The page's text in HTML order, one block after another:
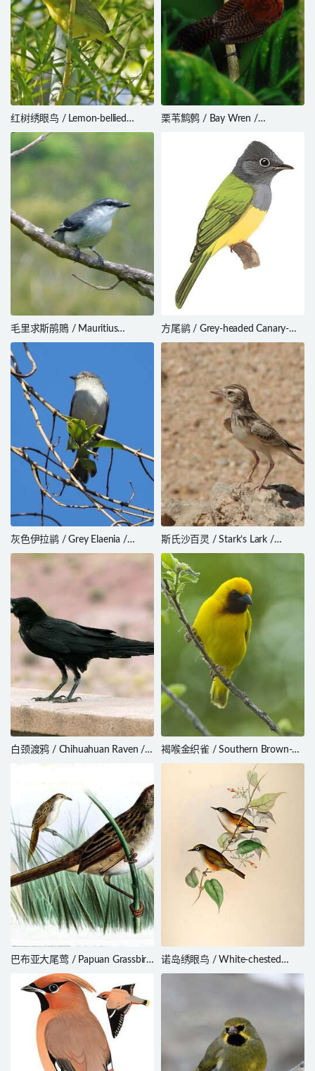
红树绣眼鸟 / Lemon-bellied
White-eye / Zosterops chloris
栗苇鹪鹩 / Bay Wren /
毛里求斯鹃鵙 / Mauritius
Cuckooshrike / Lalage typica
方尾鹟 / Grey-headed Canary-
flycatcher / Culicicapa ceylonensis
灰色伊拉鹟 / Grey Elaenia /
Myiopagis caniceps
斯氏沙百灵 / Stark’s Lark /
Spizocorys starki
白颈渡鸦 / Chihuahuan Raven /
褐喉金织雀 / Southern Brown-
throated Weaver / Ploceus
xanthopterus
巴布亚大尾莺 / Papuan Grassbird
/ Cincloramphus macrurus
诺岛绣眼鸟 / White-chested
White-eye / Zosterops albogularis